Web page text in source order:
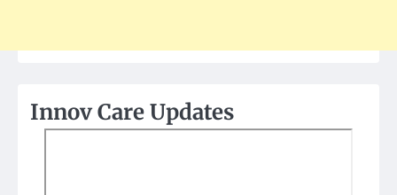
Innov Care Updates